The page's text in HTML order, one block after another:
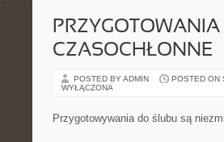
CZASOCHŁONNE
POSTED BY ADMIN POSTED ON
WYŁĄCZONA
Przygotowywania do ślubu są